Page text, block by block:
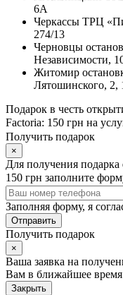
6А
Черкассы ТРЦ
274/13
Черновцы
Независимости,
Житомир
Лятошинского, 2,
Подарок в честь
Factoria: 150 грн на
Получить подарок
×
Для получения подарка
150 грн заполните
Заполняя форму, я
Отправить
Получить подарок
×
Ваша заявка на
Вам в ближайшее
Закрыть